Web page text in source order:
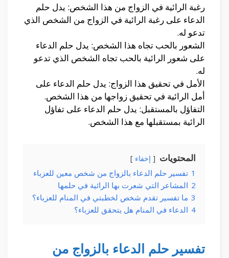
رغبة الرائية في الزواج من هذا الشخص: يدل حلم
الدعاء على رغبة الرائية في الزواج من الشخص الذي
تدعو له.
الشعور بالحب تجاه هذا الشخص: يدل حلم الدعاء
على شعور الرائية بالحب تجاه الشخص الذي تدعو
له.
الأمل في تحقيق هذا الزواج: يدل حلم الدعاء على
أمل الرائية في تحقيق زواجها من هذا الشخص.
التفاؤل بالمستقبل: يدل حلم الدعاء على تفاؤل
الرائية بمستقبلها مع هذا الشخص.
المحتويات إخفاء
1 تفسير حلم الدعاء بالزواج من شخص معين للعزباء
2 المشاعر التي شعرت بها الرائية في حلمها
3 ما تفسير تقدم شخص لخطبتي في المنام للعزباء؟
4 الدعاء في المنام هل يتحقق للعزباء؟
تفسير حلم الدعاء بالزواج من